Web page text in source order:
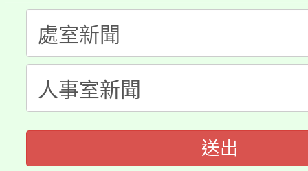
代理(課)教師甄選結果(
公告本校115學年度第
代理(課)教師甄選結果(
轉知中國文化大學推廣
《TA101》溝通分析基
程，歡迎學生輔導中心
心理、諮商輔導、社會
送出